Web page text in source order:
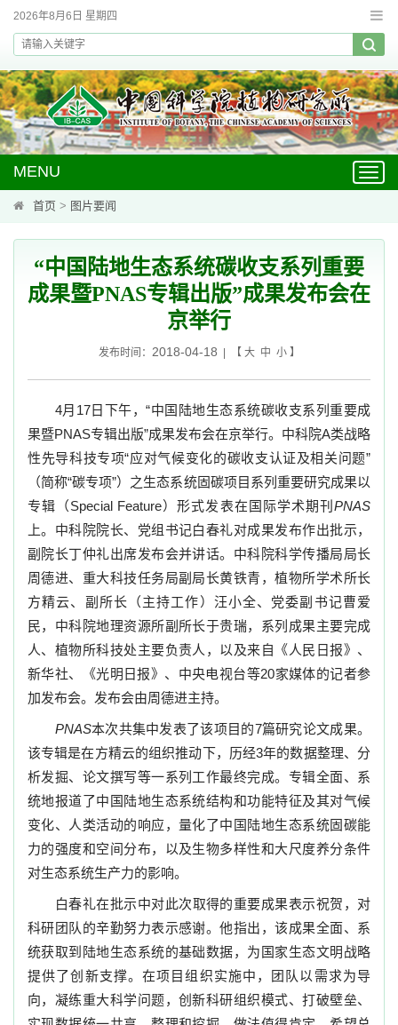
2026年8月6日 星期四
MENU
首页 > 图片要闻
“中国陆地生态系统碳收支系列重要
成果暨PNAS专辑出版”成果发布会在
京举行
发布时间： 2018-04-18 | 【 大 中 小】
4月 17日下午，“中国陆地生态系统碳收支系列重要成
果暨PNAS专辑出版”成果发布会在京举行。中科院A类战略
性先导科技专项“应对气候变化的碳收支认证及相关问题”
（简称“碳专项”）之生态系统固碳项目系列重要研究成果以
专辑（Special Feature）形式发表在国际学术期刊PNAS
上。中科院院长、党组书记白春礼对成果发布作出批示，
副院长丁仲礼出席发布会并讲话。中科院科学传播局局长
周德进、重大科技任务局副局长黄铁青，植物所学术所长
方精云、副所长（主持工作）汪小全、党委副书记曹爱
民，中科院地理资源所副所长于贵瑞，系列成果主要完成
人、植物所科技处主要负责人，以及来自《人民日报》、
新华社、《光明日报》、中央电视台等20家媒体的记者参
加发布会。发布会由周德进主持。
PNAS本次共集中发表了该项目的7篇研究论文成果。
该专辑是在方精云的组织推动下，历经3年的数据整理、分
析发掘、论文撰写等一系列工作最终完成。专辑全面、系
统地报道了中国陆地生态系统结构和功能特征及其对气候
变化、人类活动的响应，量化了中国陆地生态系统固碳能
力的强度和空间分布，以及生物多样性和大尺度养分条件
对生态系统生产力的影响。
白春礼在批示中对此次取得的重要成果表示祝贺，对
科研团队的辛勤努力表示感谢。他指出，该成果全面、系
统获取到陆地生态系统的基础数据，为国家生态文明战略
提供了创新支撑。在项目组织实施中，团队以需求为导
向，凝练重大科学问题，创新科研组织模式、打破壁垒、